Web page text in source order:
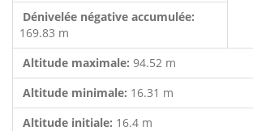
Dénivelée négative accumulée:
169.83 m
Altitude maximale: 94.52 m
Altitude minimale: 16.31 m
Altitude initiale: 16.4 m